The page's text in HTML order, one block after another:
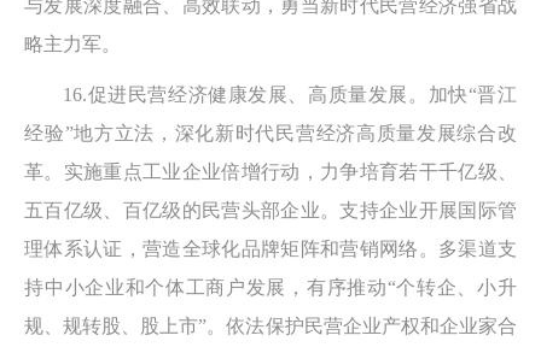
与发展深度融合、高效联动，勇当新时代民营经济强省战
略主力军。
16.促进民营经济健康发展、高质量发展。加快“晋江
经验”地方立法，深化新时代民营经济高质量发展综合改
革。实施重点工业企业倍增行动，力争培育若干千亿级、
五百亿级、百亿级的民营头部企业。支持企业开展国际管
理体系认证，营造全球化品牌矩阵和营销网络。多渠道支
持中小企业和个体工商户发展，有序推动“个转企、小升
规、规转股、股上市”。依法保护民营企业产权和企业家合